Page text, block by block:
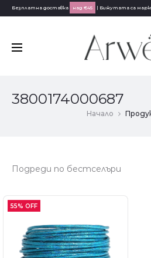
Безплатна доставка над €45 | Бижутата са
3800174000687
Начало
55% OFF